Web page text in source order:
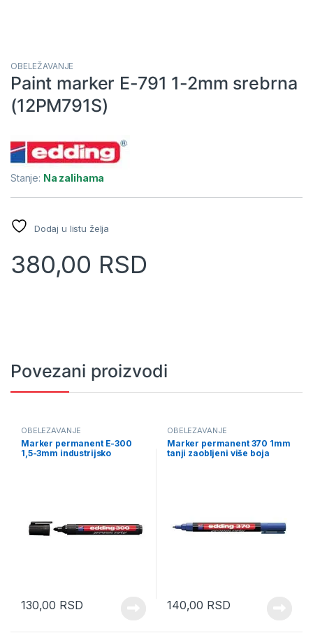
OBELEŽAVANJE
Paint marker E-791 1-2mm srebrna
(12PM791S)
Stanje: Na zalihama
Dodaj u listu želja
380,00 RSD
Povezani proizvodi
OBELEŽAVANJE
Marker permanent E-300
1,5-3mm industrijsko
130,00 RSD
OBELEŽAVANJE
Marker permanent 370 1mm
tanji zaobljeni više boja
140,00 RSD